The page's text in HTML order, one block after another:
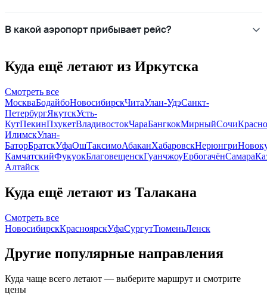
В какой аэропорт прибывает рейс?
Куда ещё летают из Иркутска
Смотреть все
МоскваБодайбоНовосибирскЧитаУлан-УдэСанкт-
ПетербургЯкутскУсть-
КутПекинПхукетВладивостокЧараБангкокМирныйСочи
ИлимскУлан-
БаторБратскУфаОшТаксимоАбаканХабаровскНерюнгри
КамчатскийФукуокБлаговещенскГуанчжоуЕрбогачёнСамара
Алтайск
Куда ещё летают из Талакана
Смотреть все
НовосибирскКрасноярскУфаСургутТюменьЛенск
Другие популярные направления
Куда чаще всего летают — выберите маршрут и смотрите
цены